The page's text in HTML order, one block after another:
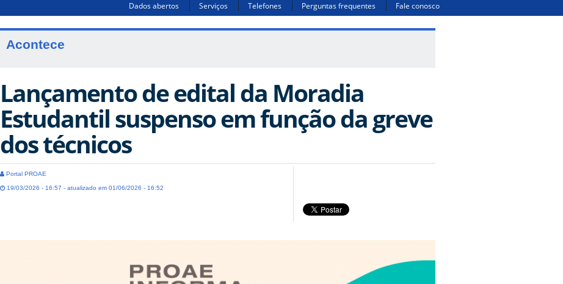
Dados abertos Serviços Telefones Perguntas frequentes Fale conosco
Acontece
Lançamento de edital da Moradia
Estudantil suspenso em função da greve
dos técnicos
Portal PROAE
19/03/2026 - 16:57 - atualizado em 01/06/2026 - 16:52